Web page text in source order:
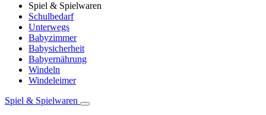
Spiel & Spielwaren
Schulbedarf
Unterwegs
Babyzimmer
Babysicherheit
Babyernährung
Windeln
Windeleimer
Spiel & Spielwaren